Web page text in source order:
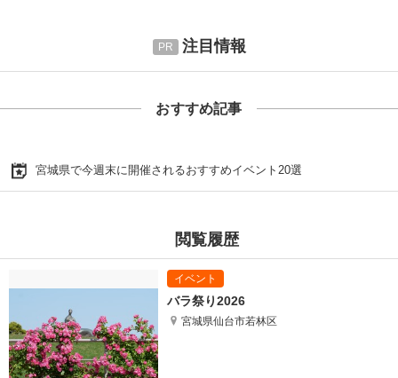
注目情報
おすすめ記事
宮城県で今週末に開催されるおすすめイベント20選
閲覧履歴
バラ祭り2026
宮城県仙台市若林区